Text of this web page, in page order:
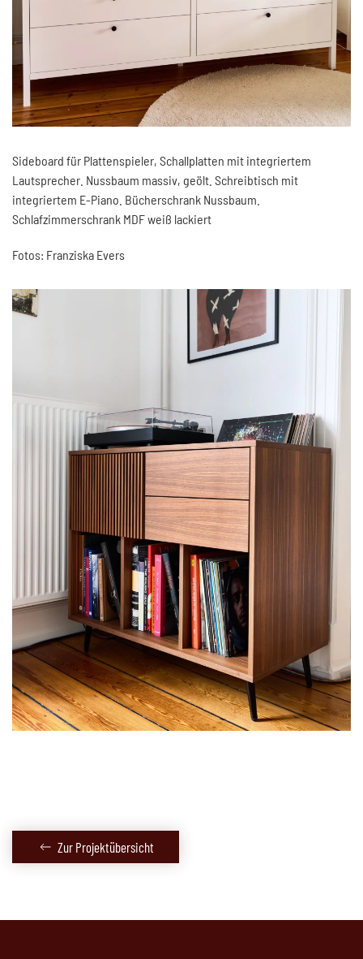
Sideboard für Plattenspieler, Schallplatten mit integriertem
Lautsprecher. Nussbaum massiv, geölt. Schreibtisch mit
integriertem E-Piano. Bücherschrank Nussbaum.
Schlafzimmerschrank MDF weiß lackiert
Fotos: Franziska Evers
Zur Projektübersicht